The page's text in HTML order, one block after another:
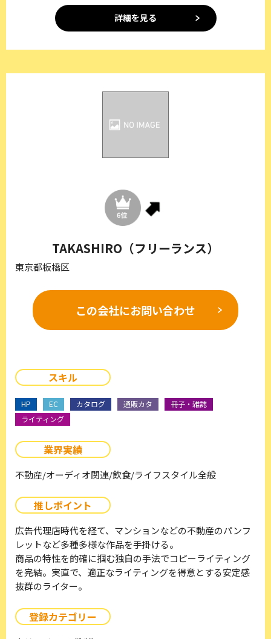
詳細を見る
TAKASHIRO（フリーランス）
東京都板橋区
この会社にお問い合わせ
スキル
HP EC カタログ 通販カタ
冊子・雑誌
ライティング
業界実績
不動産/オーディオ関連/飲食/ライフスタイル全般
推しポイント
広告代理店時代を経て、マンションなどの不動産のパンフ
レットなど多種多様な作品を手掛ける。
商品の特性を的確に掴む独自の手法でコピーライティング
を完結。実直で、適正なライティングを得意とする安定感
抜群のライター。
登録カテゴリー